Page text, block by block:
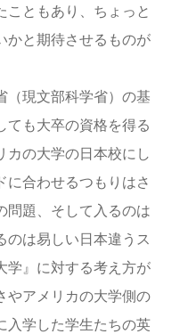
こともあり、ちょっと
かと期待させるものが
現文部科学省）の基
ても大卒の資格を得る
カの大学の日本校にし
に合わせるつもりはさ
問題、そして入るのは
のは易しい日本違うス
学』に対する考え方が
やアメリカの大学側の
入学した学生たちの英